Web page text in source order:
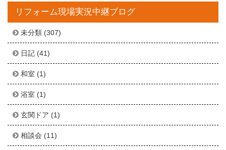
リフォーム現場実況中継ブログ
未分類 (307)
日記 (41)
和室 (1)
浴室 (1)
玄関ドア (1)
相談会 (11)